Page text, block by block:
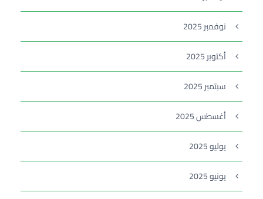
نوفمبر 2025
أكتوبر 2025
سبتمبر 2025
أغسطس 2025
يوليو 2025
يونيو 2025